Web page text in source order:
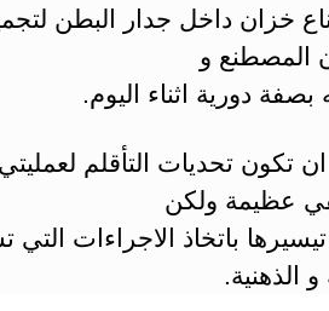
خزان داخل جدار البطن
المصطنع و
بصفة دورية اثناء اليوم.
تكون تحديات التأقلم
عظيمة ولكن
باتخاذ الاجراءات
و الذهنية.